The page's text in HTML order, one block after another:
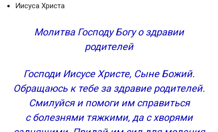
Иисуса Христа
Молитва Господу Богу о здравии
родителей
Господи Иисусе Христе, Сыне Божий.
Обращаюсь к тебе за здравие родителей.
Смилуйся и помоги им справиться
с болезнями тяжкими, да с хворями